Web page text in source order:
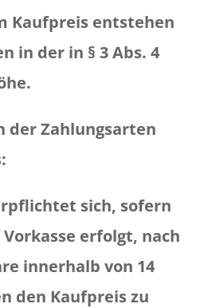
Kaufpreis entstehen
in der in § 3 Abs. 4
der Zahlungsarten
sich, sofern
erfolgt, nach
innerhalb von 14
den Kaufpreis zu